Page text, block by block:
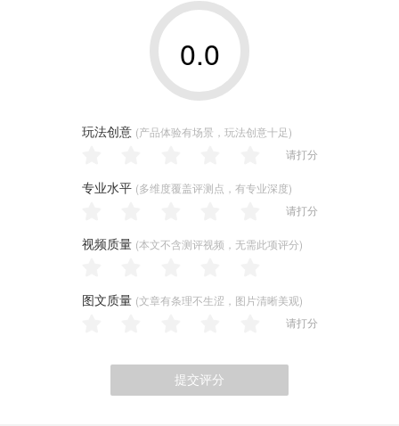
0.0
玩法创意 (产品体验有场景，玩法创意十足)
请打分
专业水平 (多维度覆盖评测点，有专业深度)
请打分
视频质量 (本文不含测评视频，无需此项评分)
图文质量 (文章有条理不生涩，图片清晰美观)
请打分
提交评分